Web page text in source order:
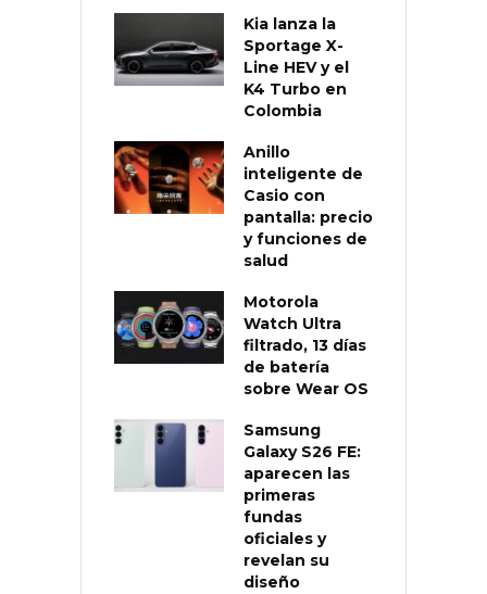
Kia lanza la
Sportage X-
Line HEV y el
K4 Turbo en
Colombia
Anillo
inteligente de
Casio con
pantalla: precio
y funciones de
salud
Motorola
Watch Ultra
filtrado, 13 días
de batería
sobre Wear OS
Samsung
Galaxy S26 FE:
aparecen las
primeras
fundas
oficiales y
revelan su
diseño